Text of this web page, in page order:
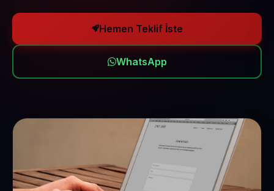
Hemen Teklif İste
WhatsApp